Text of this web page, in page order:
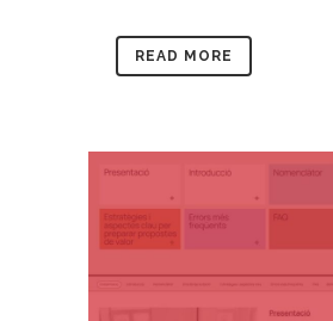
READ MORE